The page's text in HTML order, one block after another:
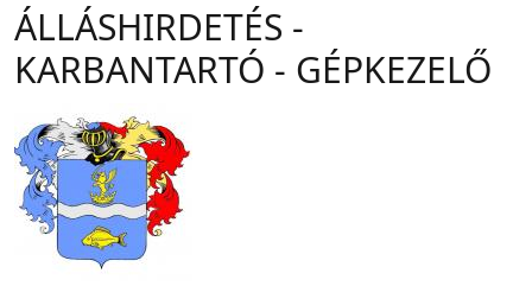
ÁLLÁSHIRDETÉS -
KARBANTARTÓ - GÉPKEZELŐ